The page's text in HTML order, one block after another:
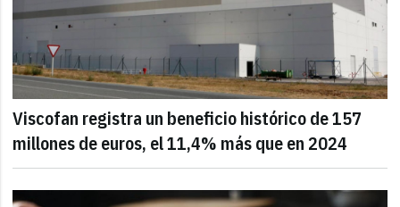
Viscofan registra un beneficio histórico de 157
millones de euros, el 11,4% más que en 2024